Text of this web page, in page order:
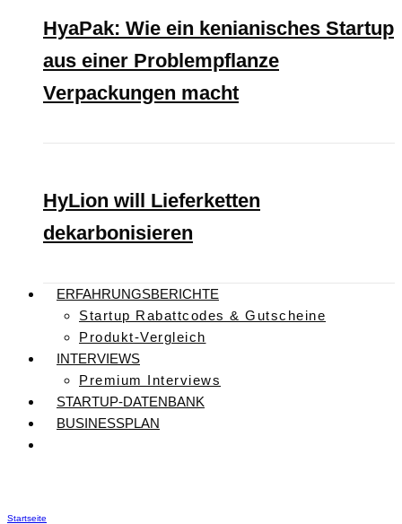
HyaPak: Wie ein kenianisches Startup
aus einer Problempflanze
Verpackungen macht
HyLion will Lieferketten
dekarbonisieren
ERFAHRUNGSBERICHTE
Startup Rabattcodes & Gutscheine
Produkt-Vergleich
INTERVIEWS
Premium Interviews
STARTUP-DATENBANK
BUSINESSPLAN
Startseite